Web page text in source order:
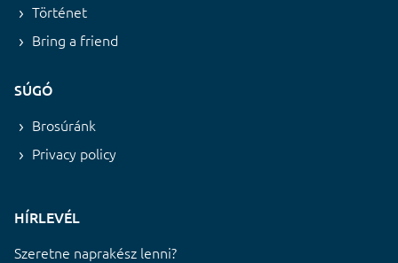
Történet
Bring a friend
SÚGÓ
Brosúránk
Privacy policy
HÍRLEVÉL
Szeretne naprakész lenni?